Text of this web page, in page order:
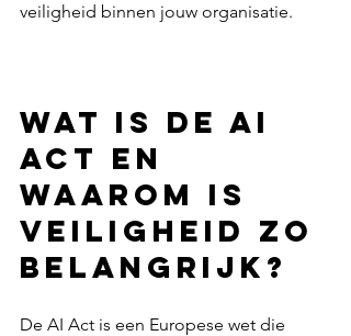
veiligheid binnen jouw organisatie.
Wat is de AI
Act en
waarom is
veiligheid zo
belangrijk?
De AI Act is een Europese wet die